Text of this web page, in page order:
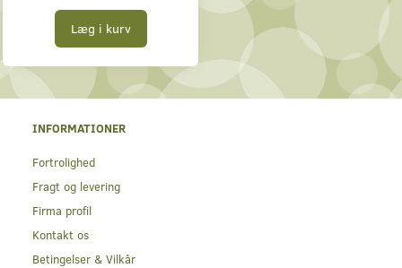
Læg i kurv
INFORMATIONER
Fortrolighed
Fragt og levering
Firma profil
Kontakt os
Betingelser & Vilkår